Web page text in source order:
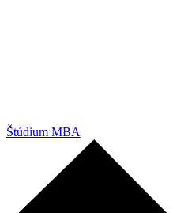
Štúdium MBA